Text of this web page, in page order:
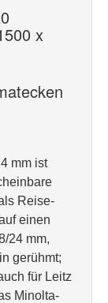
x
mm ist
Reise-
einen
24 mm,
gerühmt;
für Leitz
Minolta-